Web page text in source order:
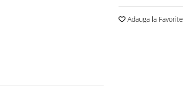
Adauga la Favorite